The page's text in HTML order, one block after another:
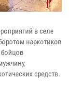
в селе
наркотиков
средств.